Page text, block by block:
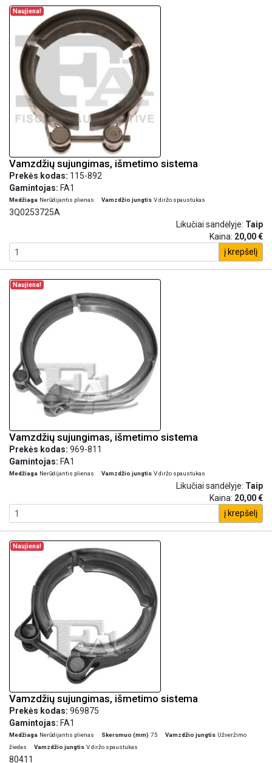
Naujiena!
Vamzdžių sujungimas, išmetimo sistema
Prekės kodas: 115-892
Gamintojas: FA1
Medžiaga Nerūdijantis plienas Vamzdžio jungtis V diržo spaustukas
3Q0253725A
Likučiai sandėlyje: Taip
Kaina: 20,00 €
į krepšelį
Naujiena!
Vamzdžių sujungimas, išmetimo sistema
Prekės kodas: 969-811
Gamintojas: FA1
Medžiaga Nerūdijantis plienas Vamzdžio jungtis V diržo spaustukas
Likučiai sandėlyje: Taip
Kaina: 20,00 €
į krepšelį
Naujiena!
Vamzdžių sujungimas, išmetimo sistema
Prekės kodas: 969875
Gamintojas: FA1
Medžiaga Nerūdijantis plienas Skersmuo (mm) 75 Vamzdžio jungtis Užveržimo
žiedas
Vamzdžio jungtis V diržo spaustukas
80411